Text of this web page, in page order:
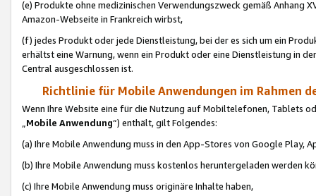
(e) Produkte ohne medizinischen Verwendungszweck gemäß Anhang
Amazon-Webseite in Frankreich wirbst,
(f) jedes Produkt oder jede Dienstleistung, bei der es sich um ein
erhältst eine Warnung, wenn ein Produkt oder eine Dienstleistung in
Central ausgeschlossen ist.
Richtlinie für Mobile Anwendungen im Rahmen
Wenn Ihre Website eine für die Nutzung auf Mobiltelefonen, Tablets
„Mobile Anwendung“) enthält, gilt Folgendes:
(a) Ihre Mobile Anwendung muss in den App-Stores von Google Play,
(b) Ihre Mobile Anwendung muss kostenlos heruntergeladen werden
(c) Ihre Mobile Anwendung muss originäre Inhalte haben,